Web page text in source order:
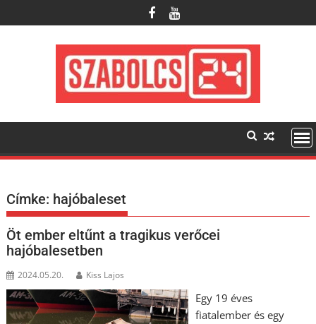
to
Címke: hajóbaleset
Öt ember eltűnt a tragikus verőcei
hajóbalesetben
2024.05.20. Kiss Lajos
Egy 19 éves
fiatalember és egy